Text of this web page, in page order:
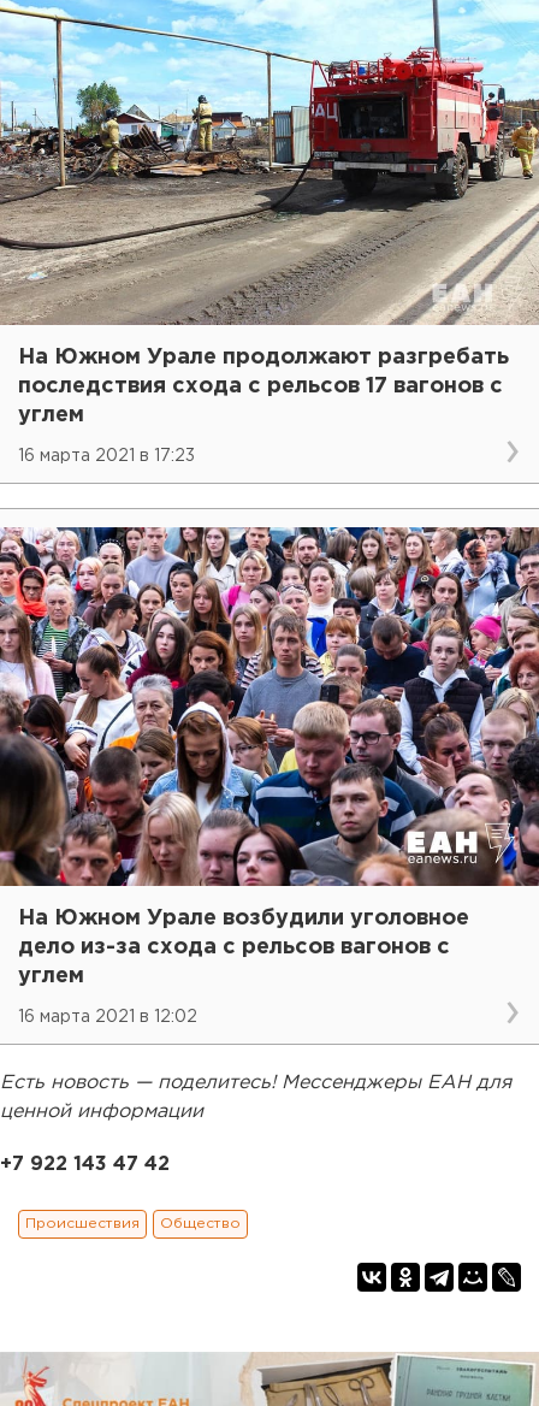
На Южном Урале продолжают разгребать
последствия схода с рельсов 17 вагонов с
углем
16 марта 2021 в 17:23
На Южном Урале возбудили уголовное
дело из-за схода с рельсов вагонов с
углем
16 марта 2021 в 12:02
Есть новость — поделитесь! Мессенджеры ЕАН для
ценной информации
+7 922 143 47 42
Происшествия Общество